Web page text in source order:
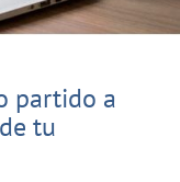
partido a
tu